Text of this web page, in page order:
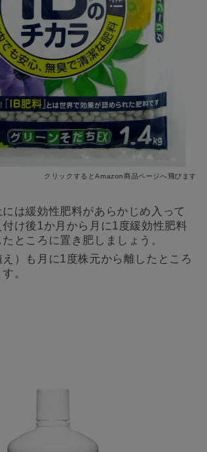
クリックするとAmazon商品ページへ飛びます
は緩効性肥料があらかじめ入って
け後1か月から月に1度緩効性肥料
ところに置き肥しましょう。
）も月に1度株元から離したところ
。